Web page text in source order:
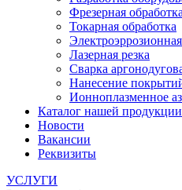
Фрезерная обработка
Токарная обработка
Электроэррозионная
Лазерная резка
Сварка
Нанесение
Ионноплазменное
Каталог нашей продукции
Новости
Вакансии
Реквизиты
УСЛУГИ